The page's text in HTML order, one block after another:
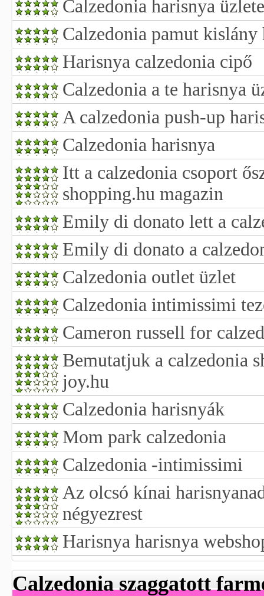
Calzedonia harisnya
Calzedonia pamut kislány
Harisnya calzedonia cipő
Calzedonia a te harisnya
A calzedonia push-up
Calzedonia harisnya
Itt a calzedonia csoport
shopping.hu magazin
Emily di donato lett a
Emily di donato a
Calzedonia outlet üzlet
Calzedonia intimissimi
Cameron russell for
Bemutatjuk a calzedonia
joy.hu
Calzedonia harisnyák
Mom park calzedonia
Calzedonia -intimissimi
Az olcsó kínai
négyezrest
Harisnya harisnya
Calzedonia szaggatott